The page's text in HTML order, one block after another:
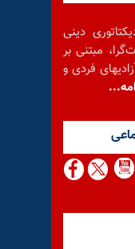
دینی
مبتنی بر
فردی و